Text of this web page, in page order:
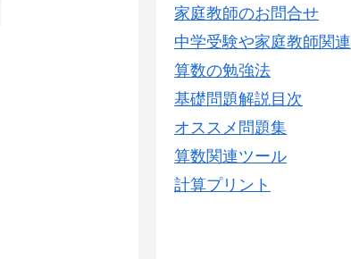
家庭教師のお問合せ
中学受験や家庭教師関連
算数の勉強法
基礎問題解説目次
オススメ問題集
算数関連ツール
計算プリント